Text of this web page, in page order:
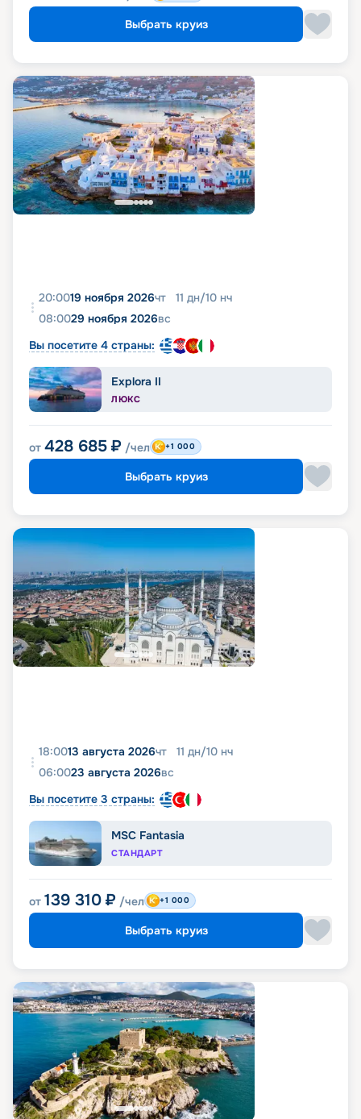
Выбрать круиз
20:0019 ноября 2026чт 11 дн/10 нч
08:0029 ноября 2026вс
Вы посетите 4 страны:
Explora II
ЛЮКС
от 428 685 ₽ /чел +1 000
Выбрать круиз
18:0013 августа 2026чт 11 дн/10 нч
06:0023 августа 2026вс
Вы посетите 3 страны:
MSC Fantasia
СТАНДАРТ
от 139 310 ₽ /чел +1 000
Выбрать круиз